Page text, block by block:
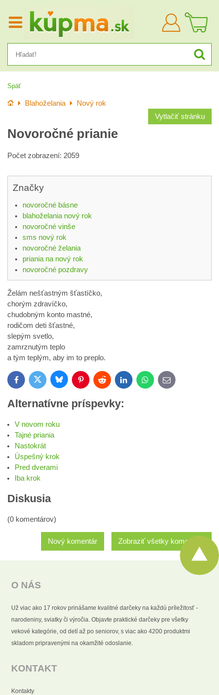
Prihlásiť
sa
Späť
Úvod Blahoželania
Nový rok
Vytlačiť stránku
Novoročné prianie
Počet zobrazení: 2059
Značky
novoročné básne
blahoželania nový rok
novoročné vinše
sms nový rok
novoročné želania
priania na nový rok
novoročné pozdravy
Želám nešťastným šťastíčko,
chorým zdravíčko,
chudobným konto mastné,
rodičom deti šťastné,
slepým svetlo,
zamrznutým teplo
a tým teplým, aby im to preplo.
FacebookTwitter BlueskyPinterestReddit LinkedInWhatsApp
E-
mail
Alternatívne príspevky:
V novom roku
Tajné priania
Nastokrát
Úspešný krok
Pred dverami
Iba krok
Diskusia
(0 komentárov)
Zobraziť všetky komentáre
Nový komentár
O NÁS
Už viac ako 17 rokov prinášame kvalitné darčeky na každú príležitosť -
narodeniny, sviatky či výročia. Objavte praktické darčeky pre všetky
vekové kategórie, od detí až po seniorov, s viac ako 4200 produktmi
skladom pripravenými na okamžité odoslanie.
KONTAKT
Kontakty